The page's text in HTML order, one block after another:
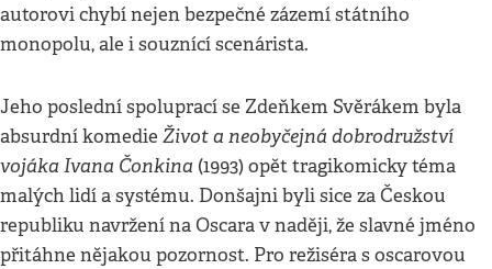
autorovi chybí nejen bezpečné zázemí státního
monopolu, ale i souznící scenárista.
Jeho poslední spoluprací se Zdeňkem Svěrákem byla
absurdní komedie Život a neobyčejná dobrodružství
vojáka Ivana Čonkina (1993) opět tragikomicky téma
malých lidí a systému. Donšajni byli sice za Českou
republiku navržení na Oscara v naději, že slavné jméno
přitáhne nějakou pozornost. Pro režiséra s oscarovou